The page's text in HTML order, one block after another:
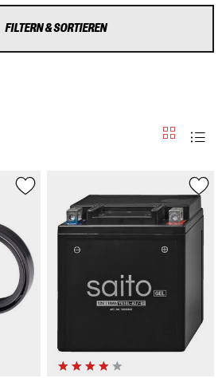
FILTERN & SORTIEREN